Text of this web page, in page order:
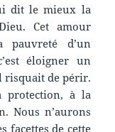
dit le mieux la
Cet amour
d’un
éloigner un
risquait de périr.
protection, à la
Nous n’aurons
facettes de cette